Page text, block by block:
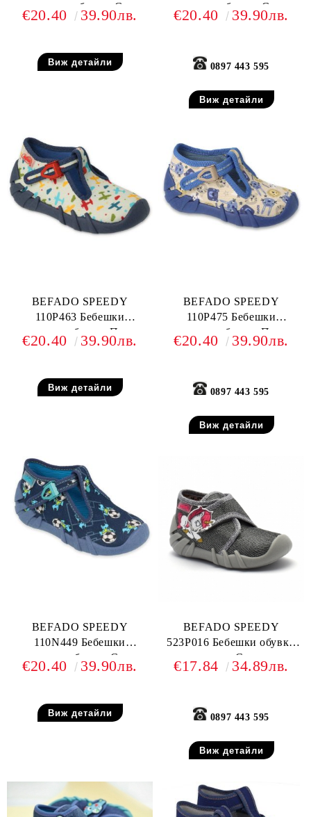
текстилни обувки, Сини
€20.40 39.90лв.
Виж детайли
текстилни обувки, Сини с
камион
€20.40 39.90лв.
0897 443 595
Виж детайли
BEFADO SPEEDY
110P463 Бебешки
текстилни обувки, Пъстри
€20.40 39.90лв.
Виж детайли
BEFADO SPEEDY
110P475 Бебешки
текстилни обувки, Пъстри
€20.40 39.90лв.
0897 443 595
Виж детайли
BEFADO SPEEDY
110N449 Бебешки
текстилни обувки, Сини с
футболни топки
€20.40 39.90лв.
Виж детайли
BEFADO SPEEDY
523P016 Бебешки обувки
от текстил, С еднорог
€17.84 34.89лв.
0897 443 595
Виж детайли